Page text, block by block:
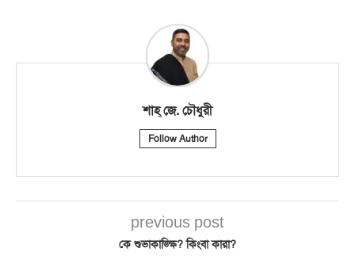
শাহ্‌ জে. চৌধুরী
Follow Author
previous post
কে শুভাকাঙ্ক্ষি? কিংবা কারা?